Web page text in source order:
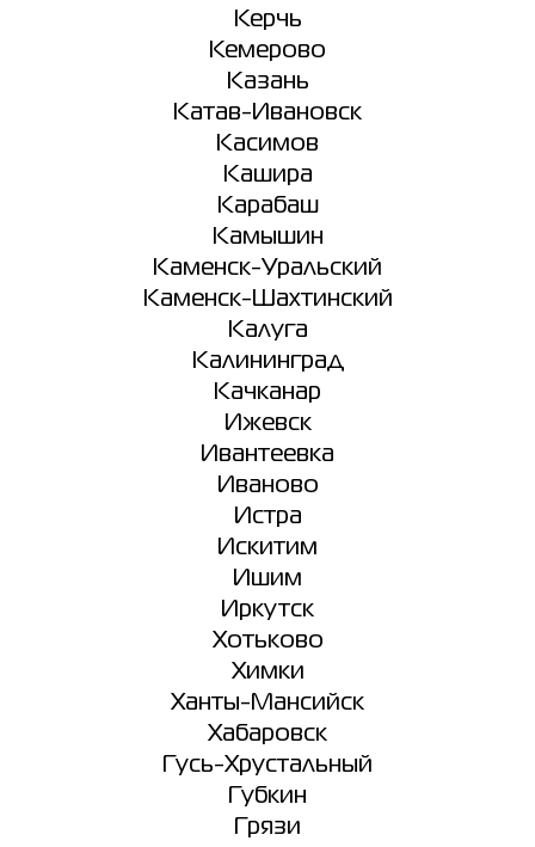
Керчь
Кемерово
Казань
Катав-Ивановск
Касимов
Кашира
Карабаш
Камышин
Каменск-Уральский
Каменск-Шахтинский
Калуга
Калининград
Качканар
Ижевск
Ивантеевка
Иваново
Истра
Искитим
Ишим
Иркутск
Хотьково
Химки
Ханты-Мансийск
Хабаровск
Гусь-Хрустальный
Губкин
Грязи